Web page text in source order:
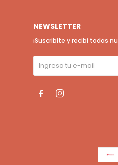
NEWSLETTER
¡Suscribite y recibí todas
 